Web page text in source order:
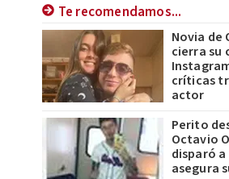
Te recomendamos...
Novia de
cierra su
críticas
actor
Perito
Octavio
disparó
asegura